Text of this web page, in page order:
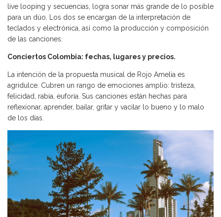
live looping y secuencias, logra sonar más grande de lo posible
para un dúo. Los dos se encargan de la interpretación de
teclados y electrónica, así como la producción y composición
de las canciones.
Conciertos Colombia: fechas, lugares y precios.
La intención de la propuesta musical de Rojo Amelia es
agridulce. Cubren un rango de emociones amplio: tristeza,
felicidad, rabia, euforia. Sus canciones están hechas para
reflexionar, aprender, bailar, gritar y vacilar lo bueno y lo malo
de los días.